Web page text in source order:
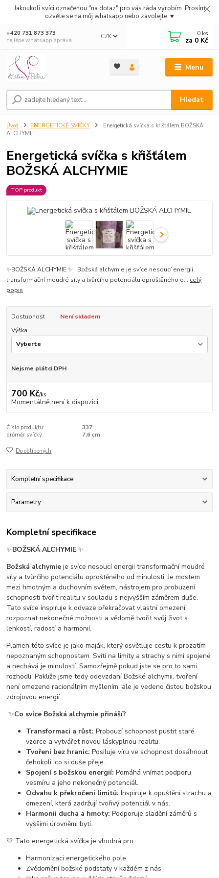
Jakoukoli svíci označenou "na dotaz" pro vás ráda vyrobím. Prosím
ozvěte se na můj whatsapp nebo zavolejte. ♥
Menu
CZK
Hledat
+420 731 873 373
nejlépe whatsapp zpráva
0 ks
za 0 Kč
Úvod ENERGETICKÉ SVÍČKY
Energetická svíčka s křišťálem BOŽSKÁ
ALCHYMIE
Energetická svíčka s křišťálem
BOŽSKÁ ALCHYMIE
TOP produkt
✨BOŽSKÁ ALCHYMIE ✨ Božská alchymie je svíce nesoucí energii
transformační moudré síly a tvůrčího potenciálu oproštěného o... celý
popis
Dostupnost
Není skladem
Výška
Nejsme plátci DPH
700 Kč/ks
Momentálně není k dispozici
Číslo produktu:
337
průměr svíčky:
7,6 cm
Do oblíbených
Kompletní specifikace
Parametry
Kompletní specifikace
✨BOŽSKÁ ALCHYMIE ✨
Božská alchymie je svíce nesoucí energii transformační moudré
síly a tvůrčího potenciálu oproštěného od minulosti. Je mostem
mezi hmotným a duchovním světem, nástrojem pro probuzení
schopnosti tvořit realitu v souladu s nejvyšším záměrem duše.
Tato svíce inspiruje k odvaze překračovat vlastní omezení,
rozpoznat nekonečné možnosti a vědomě tvořit svůj život s
lehkostí, radostí a harmonií.
Plamen této svíce je jako maják, který osvětluje cestu k prozatím
nepoznaným schopnostem. Svítí na limity a strachy s nimi spojené
a nechává je minulostí. Samozřejmě pokud jste se pro to sami
rozhodli. Pakliže jsme tedy odevzdaní Božské alchymii, tvoření
není omezeno racionálním myšlením, ale je vedeno čistou božskou
zdrojovou energií.
✨Co svíce Božská alchymie přináší?
Transformaci a růst: Probouzí schopnost pustit staré
vzorce a vytvářet novou láskyplnou realitu.
Tvoření bez hranic: Posiluje víru ve schopnost dosáhnout
čehokoli, co si duše přeje.
Spojení s božskou energií: Pomáhá vnímat podporu
vesmíru a jeho nekonečný potenciál.
Odvahu k překročení limitů: Inspiruje k opuštění strachu a
omezení, která zadržují tvořivý potenciál v nás.
Harmonii ducha a hmoty: Podporuje sladění záměrů s
vyššími úrovněmi bytí.
💛 Tato energetická svíčka je vhodná pro:
Harmonizaci energetického pole
Zvědomění božské podstaty v každém z nás